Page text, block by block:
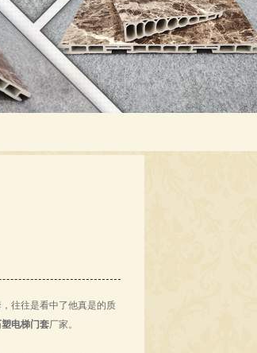
往往是看中了他真是的质
电梯门套厂家。